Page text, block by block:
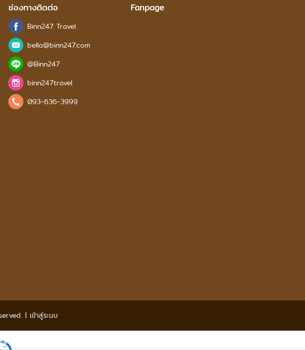
ช่องทางติดต่อ
Binn247 Travel
bella@binn247.com
@Binn247
binn247travel
093-636-3999
Fanpage
| เข้าสู่ระบบ